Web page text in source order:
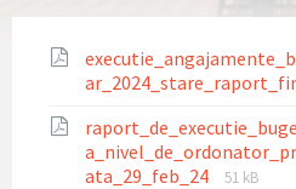
ata_29_feb_24
File
File
51 kB